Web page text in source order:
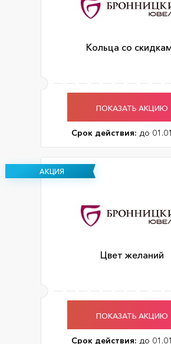
Кольца со
ПОКАЗАТЬ АКЦИЮ
Срок действия: до
АКЦИЯ
Цвет желаний
ПОКАЗАТЬ АКЦИЮ
Срок действия: до